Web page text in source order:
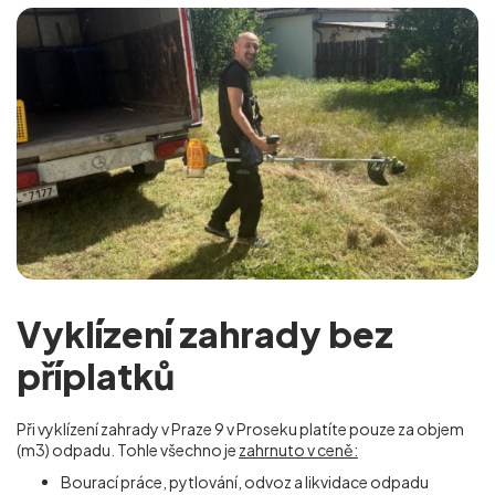
Vyklízení zahrady bez
příplatků
Při vyklízení zahrady v Praze 9 v Prosekuplatíte pouze za objem
(m3) odpadu. Tohle všechno je zahrnuto v ceně:
Bourací práce, pytlování, odvoz a likvidace odpadu